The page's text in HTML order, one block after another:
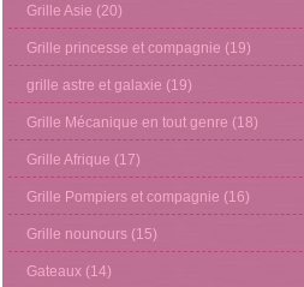
Grille Asie (20)
Grille princesse et compagnie (19)
grille astre et galaxie (19)
Grille Mécanique en tout genre (18)
Grille Afrique (17)
Grille Pompiers et compagnie (16)
Grille nounours (15)
Gateaux (14)